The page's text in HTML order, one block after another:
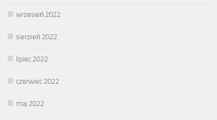
wrzesień 2022
sierpień 2022
lipiec 2022
czerwiec 2022
maj 2022